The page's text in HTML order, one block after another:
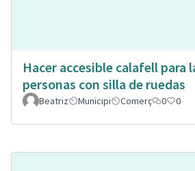
Hacer accesible calafell para
personas con silla de ruedas
Beatriz Municipi Comerç 0 0